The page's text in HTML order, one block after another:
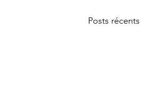
Posts récents